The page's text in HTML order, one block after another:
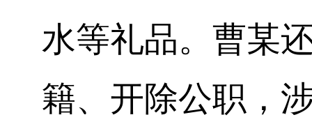
水等礼品。曹某
籍、开除公职，